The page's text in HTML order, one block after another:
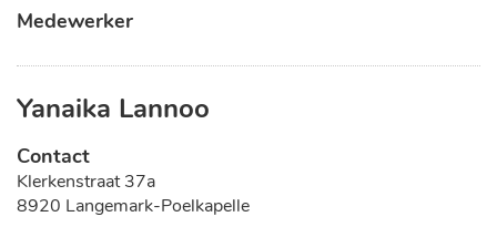
Functies
Medewerker
Yanaika Lannoo
Contact
Adres
Klerkenstraat 37a
,8920 Langemark-Poelkapelle